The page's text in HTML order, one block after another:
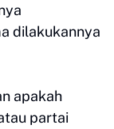
dilakukannya
apakah
partai